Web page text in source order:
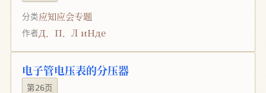
分类应知应会专题
作者Д．П．Л иHдe
电子管电压表的分压器
第26页